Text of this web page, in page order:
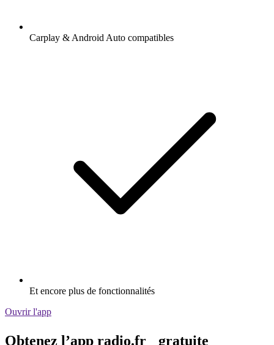
Carplay & Android Auto compatibles
Et encore plus de fonctionnalités
Ouvrir l'app
Obtenez l’app radio.fr gratuite